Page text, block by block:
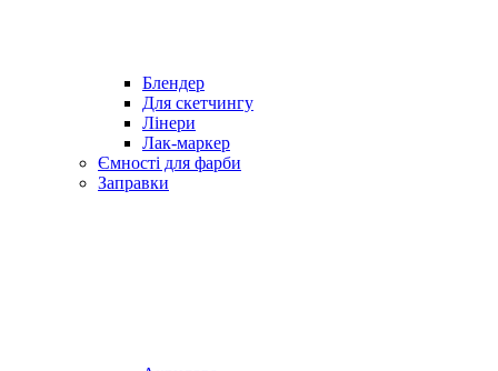
Блендер
Для скетчингу
Лінери
Лак-маркер
Ємності для фарби
Заправки